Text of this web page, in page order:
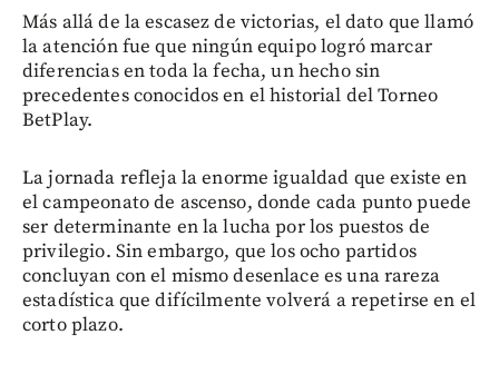
Más allá de la escasez de victorias, el dato que llamó
la atención fue que ningún equipo logró marcar
diferencias en toda la fecha, un hecho sin
precedentes conocidos en el historial del Torneo
BetPlay.
La jornada refleja la enorme igualdad que existe en
el campeonato de ascenso, donde cada punto puede
ser determinante en la lucha por los puestos de
privilegio. Sin embargo, que los ocho partidos
concluyan con el mismo desenlace es una rareza
estadística que difícilmente volverá a repetirse en el
corto plazo.